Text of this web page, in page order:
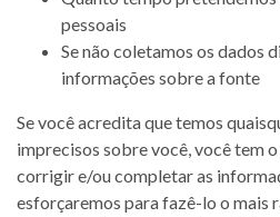
pessoais
Se não coletamos os dados
informações sobre a fonte
Se você acredita que temos
imprecisos sobre você, você tem
corrigir e/ou completar as
esforçaremos para fazê-lo o mais